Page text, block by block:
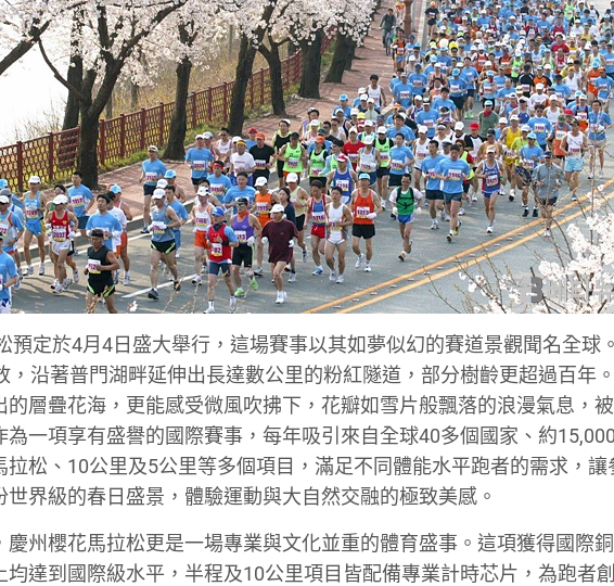
預定於4月4日盛大舉行，這場賽事以其如夢似幻的賽道景觀聞名全球
，沿著普門湖畔延伸出長達數公里的粉紅隧道，部分樹齡更超過百年
的層疊花海，更能感受微風吹拂下，花瓣如雪片般飄落的浪漫氣息，
為一項享有盛譽的國際賽事，每年吸引來自全球40多個國家、約
拉松、10公里及5公里等多個項目，滿足不同體能水平跑者的需求，讓
界級的春日盛景，體驗運動與大自然交融的極致美感。
慶州櫻花馬拉松更是一場專業與文化並重的體育盛事。這項獲得國際
均達到國際級水平，半程及10公里項目皆配備專業計時芯片，為跑者